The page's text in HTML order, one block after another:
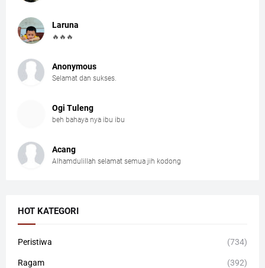
Laruna
🔥🔥🔥
Anonymous
Selamat dan sukses.
Ogi Tuleng
beh bahaya nya ibu ibu
Acang
Alhamdulillah selamat semua jih kodong
HOT KATEGORI
Peristiwa (734)
Ragam (392)